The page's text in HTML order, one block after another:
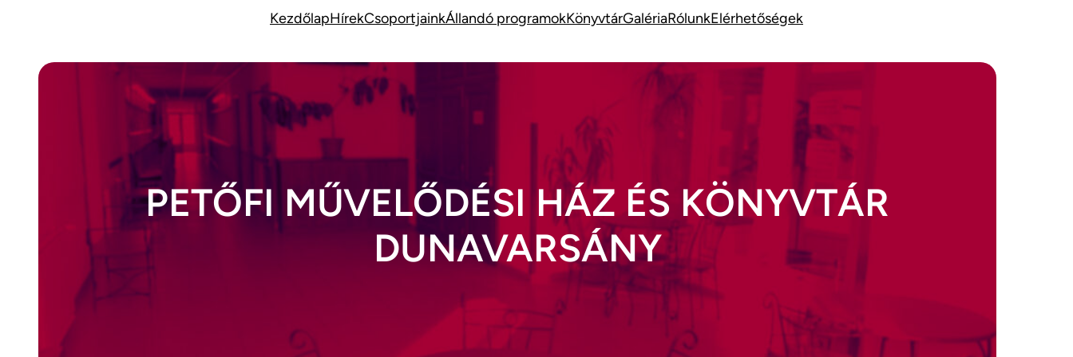
tartalomhoz
KezdőlapHírekCsoportjainkÁllandó programokKönyvtárGalériaRólunkElérhetőségek
PETŐFI MŰVELŐDÉSI HÁZ ÉS KÖNYVTÁR
DUNAVARSÁNY